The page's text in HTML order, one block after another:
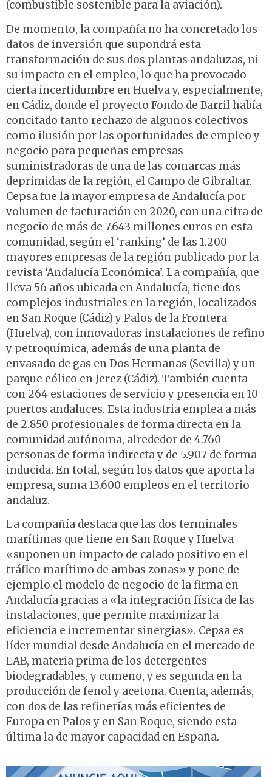
(combustible sostenible para la aviación).
De momento, la compañía no ha concretado los
datos de inversión que supondrá esta
transformación de sus dos plantas andaluzas, ni
su impacto en el empleo, lo que ha provocado
cierta incertidumbre en Huelva y, especialmente,
en Cádiz, donde el proyecto Fondo de Barril había
concitado tanto rechazo de algunos colectivos
como ilusión por las oportunidades de empleo y
negocio para pequeñas empresas
suministradoras de una de las comarcas más
deprimidas de la región, el Campo de Gibraltar.
Cepsa fue la mayor empresa de Andalucía por
volumen de facturación en 2020, con una cifra de
negocio de más de 7.643 millones euros en esta
comunidad, según el ‘ranking’ de las 1.200
mayores empresas de la región publicado por la
revista ‘Andalucía Económica’. La compañía, que
lleva 56 años ubicada en Andalucía, tiene dos
complejos industriales en la región, localizados
en San Roque (Cádiz) y Palos de la Frontera
(Huelva), con innovadoras instalaciones de refino
y petroquímica, además de una planta de
envasado de gas en Dos Hermanas (Sevilla) y un
parque eólico en Jerez (Cádiz). También cuenta
con 264 estaciones de servicio y presencia en 10
puertos andaluces. Esta industria emplea a más
de 2.850 profesionales de forma directa en la
comunidad autónoma, alrededor de 4.760
personas de forma indirecta y de 5.907 de forma
inducida. En total, según los datos que aporta la
empresa, suma 13.600 empleos en el territorio
andaluz.
La compañía destaca que las dos terminales
marítimas que tiene en San Roque y Huelva
«suponen un impacto de calado positivo en el
tráfico marítimo de ambas zonas» y pone de
ejemplo el modelo de negocio de la firma en
Andalucía gracias a «la integración física de las
instalaciones, que permite maximizar la
eficiencia e incrementar sinergias». Cepsa es
líder mundial desde Andalucía en el mercado de
LAB, materia prima de los detergentes
biodegradables, y cumeno, y es segunda en la
producción de fenol y acetona. Cuenta, además,
con dos de las refinerías más eficientes de
Europa en Palos y en San Roque, siendo esta
última la de mayor capacidad en España.